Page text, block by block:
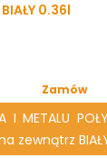
0.36l
Zamów
I METALU
zewnątrz